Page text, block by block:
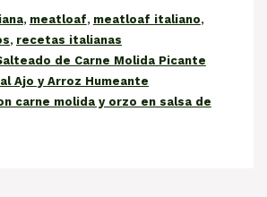
, meatloaf, meatloaf italiano,
, recetas italianas
de Carne Molida Picante
Ajo y Arroz Humeante
carne molida y orzo en salsa de